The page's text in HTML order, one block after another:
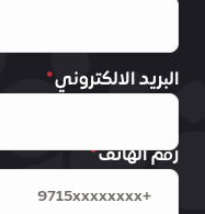
البريد الالكتروني
رقم الهاتف